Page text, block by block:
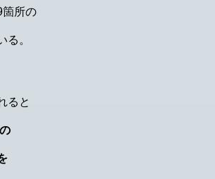
箇所の
る。
ると